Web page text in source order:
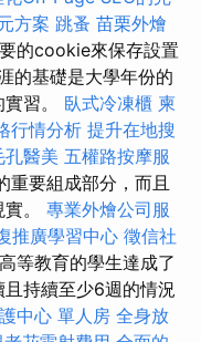
方案 跳蚤 苗栗外燴
的cookie來保存設置
的基礎是大學年份的
習。 臥式冷凍櫃 柬
行情分析 提升在地搜
孔醫美 五權路按摩服
重要組成部分，而且
。 專業外燴公司服
推廣學習中心 徵信社
等教育的學生達成了
持續至少6週的情況
中心 單人房 全身放